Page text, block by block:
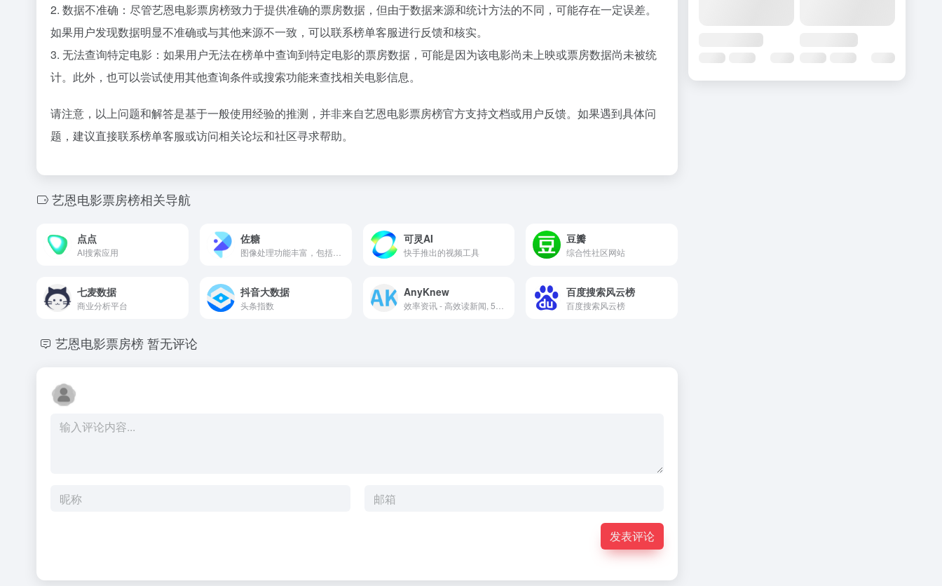
2. 数据不准确：尽管艺恩电影票房榜致力于提供准确的票房数据，但由于数据来源和统计方法的不同，可能存在一定误差。
如果用户发现数据明显不准确或与其他来源不一致，可以联系榜单客服进行反馈和核实。
3. 无法查询特定电影：如果用户无法在榜单中查询到特定电影的票房数据，可能是因为该电影尚未上映或票房数据尚未被统
计。此外，也可以尝试使用其他查询条件或搜索功能来查找相关电影信息。
请注意，以上问题和解答是基于一般使用经验的推测，并非来自艺恩电影票房榜官方支持文档或用户反馈。如果遇到具体问
题，建议直接联系榜单客服或访问相关论坛和社区寻求帮助。
艺恩电影票房榜相关导航
点点
AI搜索应用
佐糖
图像处理功能丰富，包括图片变清晰、在线抠图、在线去水印、图片压缩、裁剪、图片识别文字......
可灵AI
快手推出的视频工具
豆瓣
综合性社区网站
七麦数据
商业分析平台
抖音大数据
头条指数
AnyKnew 百度搜索风云榜
百度搜索风云榜
艺恩电影票房榜暂无评论
发表评论